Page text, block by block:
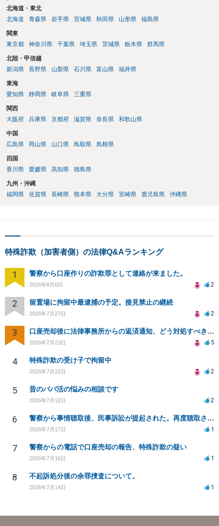
北海道・東北
北海道
青森県 岩手県 宮城県 秋田県 山形県 福島県
関東
東京都
神奈川県 千葉県 埼玉県 茨城県 栃木県 群馬県
北陸・甲信越
新潟県
長野県 山梨県 石川県 富山県 福井県
東海
愛知県
静岡県 岐阜県 三重県
関西
大阪府
兵庫県 京都府 滋賀県 奈良県 和歌山県
中国
広島県
岡山県 山口県 鳥取県 島根県
四国
香川県
愛媛県 高知県 徳島県
九州・沖縄
福岡県
佐賀県 長崎県 熊本県 大分県 宮崎県 鹿児島県 沖縄県
特殊詐欺（加害者側）の法律Q&Aランキング
1 警察から口座作りの詐欺罪として連絡が来ました。
2026年8月6日 2
2 留置場に拘留中最逮捕の予定。接見禁止の継続
2026年7月27日 2
3 口座売却後に法律事務所からの返済通知、どう対処すべきか？
2026年7月23日 5
4 特殊詐欺の受け子で拘留中
2026年7月22日 2
5 昔のパパ活の悩みの相談です
2026年7月12日 2
6 警察から事情聴取後、民事訴訟が提起された。再度聴取される可能性は？
2026年7月17日 1
7 警察からの電話で口座売却の報告、特殊詐欺の疑い
2026年7月16日 1
8 不起訴処分後の余罪捜査について。
2026年7月14日 1